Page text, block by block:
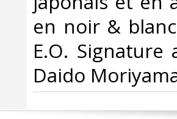
en noir &
E.O.
Daido